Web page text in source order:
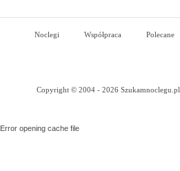
Noclegi Współpraca Polecane
Copyright © 2004 - 2026 Szukamnoclegu.pl
Error opening cache file